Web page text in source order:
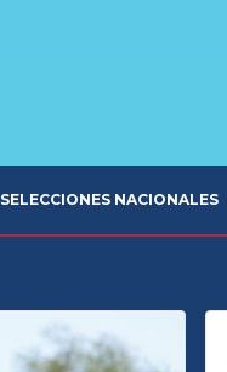
SELECCIONES NACIONALES